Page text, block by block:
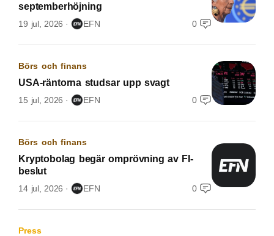
septemberhöjning
19 jul, 2026 EFN 0
Börs och finans
USA-räntorna studsar upp svagt
15 jul, 2026 EFN 0
Börs och finans
Kryptobolag begär omprövning av FI-
beslut
14 jul, 2026 EFN 0
Press